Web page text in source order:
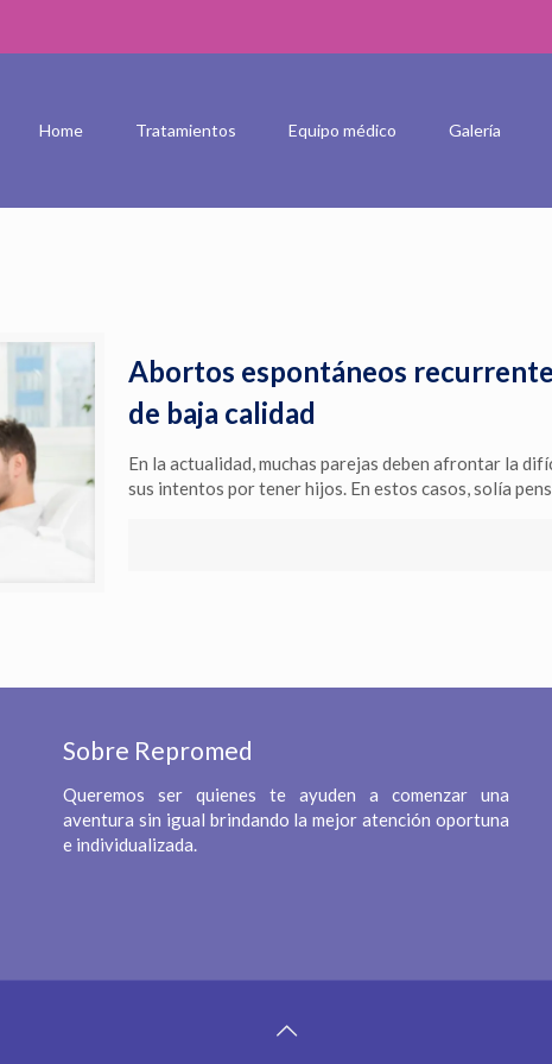
Home Tratamientos Equipo médico Galería
Abortos espontáneos
de baja calidad
En la actualidad, muchas parejas deben afrontar la
sus intentos por tener hijos. En estos casos, solía
Sobre Repromed
Queremos ser quienes te ayuden a comenzar una
aventura sin igual brindando la mejor atención oportuna
e individualizada.